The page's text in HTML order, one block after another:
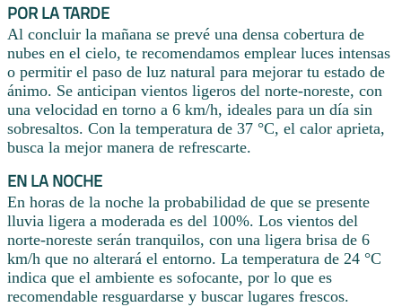
POR LA TARDE
Al concluir la mañana se prevé una densa cobertura de
nubes en el cielo, te recomendamos emplear luces intensas
o permitir el paso de luz natural para mejorar tu estado de
ánimo. Se anticipan vientos ligeros del norte-noreste, con
una velocidad en torno a 6 km/h, ideales para un día sin
sobresaltos. Con la temperatura de 37 °C, el calor aprieta,
busca la mejor manera de refrescarte.
EN LA NOCHE
En horas de la noche la probabilidad de que se presente
lluvia ligera a moderada es del 100%. Los vientos del
norte-noreste serán tranquilos, con una ligera brisa de 6
km/h que no alterará el entorno. La temperatura de 24 °C
indica que el ambiente es sofocante, por lo que es
recomendable resguardarse y buscar lugares frescos.